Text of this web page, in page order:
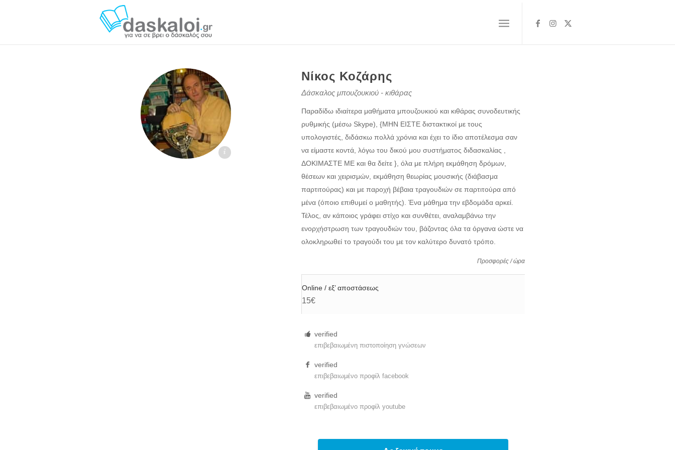
Νίκος Κοζάρης - daskaloi.gr
Νίκος Κοζάρης
Δάσκαλος μπουζουκιού - κιθάρας
Παραδίδω ιδιαίτερα μαθήματα μπουζουκιού και κιθάρας συνοδευτικής
ρυθμικής (μέσω Skype), {ΜΗΝ ΕΙΣΤΕ διστακτικοί με τους
υπολογιστές, διδάσκω πολλά χρόνια και έχει το ίδιο αποτέλεσμα σαν
να είμαστε κοντά, λόγω του δικού μου συστήματος διδασκαλίας ,
ΔΟΚΙΜΑΣΤΕ ΜΕ και θα δείτε }, όλα με πλήρη εκμάθηση δρόμων,
θέσεων και χειρισμών, εκμάθηση θεωρίας μουσικής (διάβασμα
παρτιτούρας) και με παροχή βέβαια τραγουδιών σε παρτιτούρα από
μένα (όποιο επιθυμεί ο μαθητής). Ένα μάθημα την εβδομάδα αρκεί.
Τέλος, αν κάποιος γράφει στίχο και συνθέτει, αναλαμβάνω την
ενορχήστρωση των τραγουδιών του, βάζοντας όλα τα όργανα ώστε να
ολοκληρωθεί το τραγούδι του με τον καλύτερο δυνατό τρόπο.
Προσφορές / ώρα
Online / εξ’ αποστάσεως
15€
verified
επιβεβαιωμένη πιστοποίηση γνώσεων
verified
επιβεβαιωμένο προφίλ facebook
verified
επιβεβαιωμένο προφίλ youtube